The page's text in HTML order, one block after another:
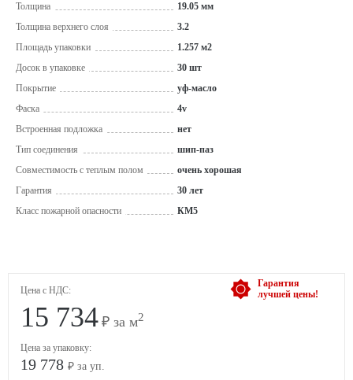
Толщина
19.05 мм
Толщина верхнего слоя
3.2
Площадь упаковки
1.257 м2
Досок в упаковке
30 шт
Покрытие
уф-масло
Фаска
4v
Встроенная подложка
нет
Тип соединения
шип-паз
Совместимость с теплым полом
очень хорошая
Гарантия
30 лет
Класс пожарной опасности
КМ5
Гарантия
лучшей цены!
Цена с НДС:
15 734 ₽ за м2
Цена за упаковку:
19 778 ₽ за уп.